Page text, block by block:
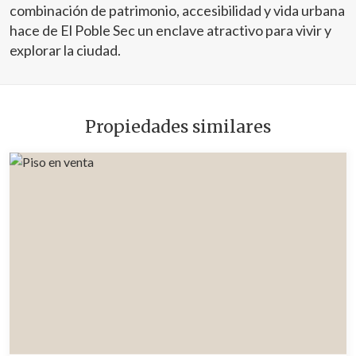
combinación de patrimonio, accesibilidad y vida urbana
hace de El Poble Sec un enclave atractivo para vivir y
explorar la ciudad.
Propiedades similares